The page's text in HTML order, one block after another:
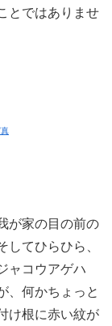
とではありませ
が家の目の前の
てひらひら、
ャコウアゲハ
、何かちょっと
け根に赤い紋が